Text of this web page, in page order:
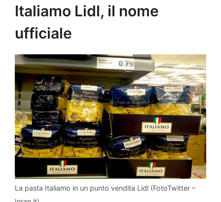
Italiamo Lidl, il nome
ufficiale
La pasta Italiamo in un punto vendita Lidl (FotoTwitter –